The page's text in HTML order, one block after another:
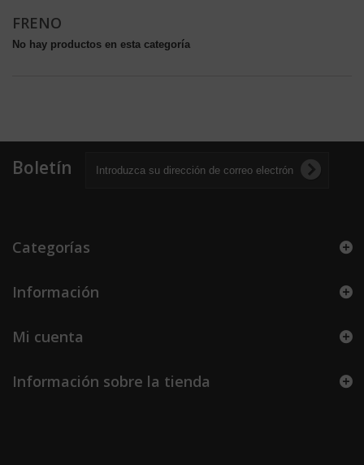
FRENO
No hay productos en esta categoría
Boletín
Categorías
Información
Mi cuenta
Información sobre la tienda